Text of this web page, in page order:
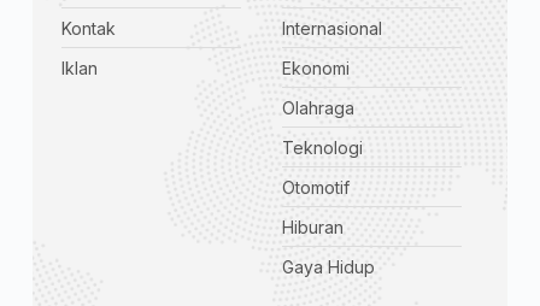
Kontak
Iklan
Internasional
Ekonomi
Olahraga
Teknologi
Otomotif
Hiburan
Gaya Hidup